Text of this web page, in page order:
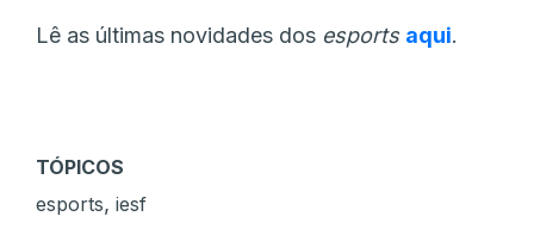
Lê as últimas novidades dos esports aqui.
TÓPICOS
esports, iesf